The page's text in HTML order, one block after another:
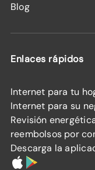
Blog
Enlaces rápidos
Internet para tu
Internet para su
Revisión
reembolsos por
Descarga la